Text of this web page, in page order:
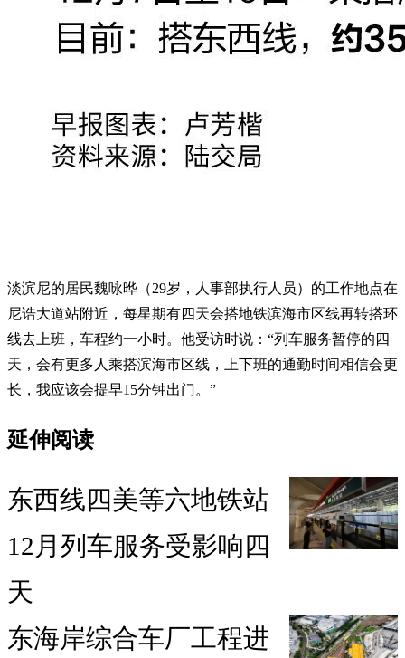
淡滨尼的居民魏咏晔（29岁，人事部执行人员）的工作地点在
尼诰大道站附近，每星期有四天会搭地铁滨海市区线再转搭环
线去上班，车程约一小时。他受访时说：“列车服务暂停的四
天，会有更多人乘搭滨海市区线，上下班的通勤时间相信会更
长，我应该会提早15分钟出门。”
延伸阅读
东西线四美等六地铁站
12月列车服务受影响四
天
东海岸综合车厂工程进